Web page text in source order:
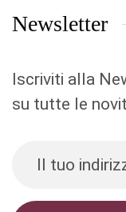
Newsletter
Iscriviti alla
su tutte le